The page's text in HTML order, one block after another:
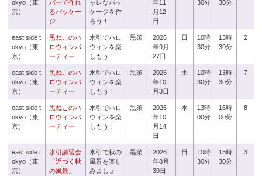
okyo（東
京）
パーで作れ
るパッケー
ジ
ャレなパッ
ケージを作
ろう！
年11
月12
日
30分
30分
east side t
okyo（東
京）
黒ねこのハ
ロウィンパ
ーティー
水引でハロ
ウィンを楽
しもう！
黒須
2026
年9月
27日
日
10時
30分
13時
30分
2
east side t
okyo（東
京）
黒ねこのハ
ロウィンパ
ーティー
水引でハロ
ウィンを楽
しもう！
黒須
2026
年10
月3日
土
10時
30分
13時
30分
7
east side t
okyo（東
京）
黒ねこのハ
ロウィンパ
ーティー
水引でハロ
ウィンを楽
しもう！
黒須
2026
年10
月14
日
水
13時
00分
16時
00分
8
east side t
okyo（東
京）
水引講習会
「近づく秋
の風景」
水引で秋の
風景を楽し
みましょ
黒須
2026
年8月
30日
日
10時
30分
13時
30分
3